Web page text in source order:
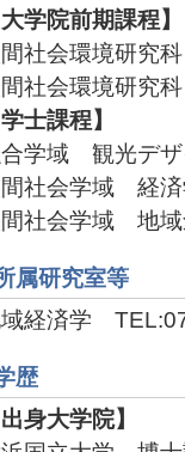
大学院前期課程】
間社会環境研究
間社会環境研究
学士課程】
学域 観光デザ
間社会学域 経
間社会学域 地
属研究室等
経済学
歴
出身大学院】